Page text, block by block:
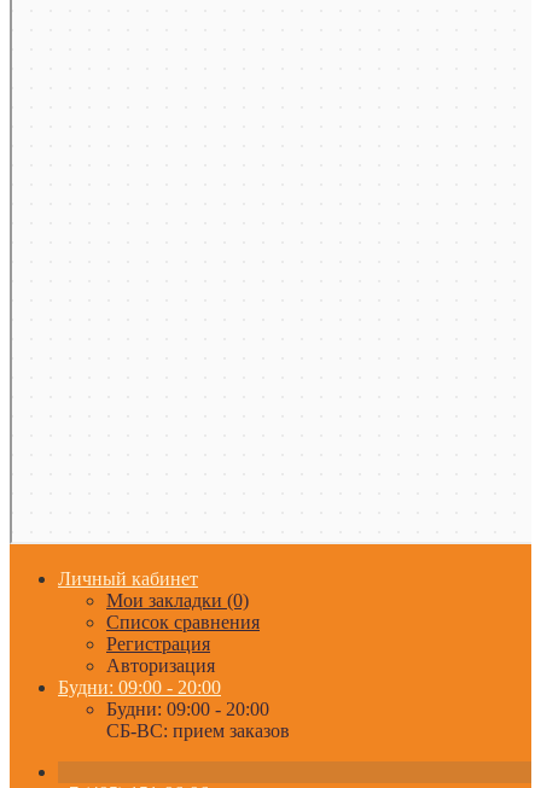
Личный кабинет
Мои закладки (0)
Список сравнения
Регистрация
Авторизация
Будни: 09:00 - 20:00
Будни: 09:00 - 20:00
СБ-ВС: прием заказов